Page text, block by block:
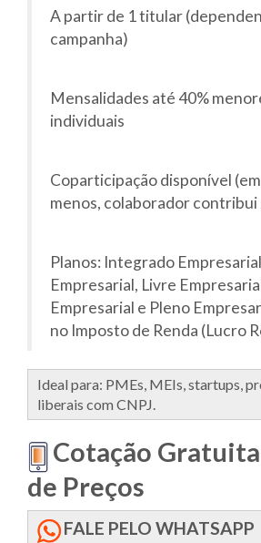
A partir de 1 titular
campanha)
Mensalidades até 40%
individuais
Coparticipação disponível
menos, colaborador contribui
Planos: Integrado
Empresarial, Livre
Empresarial e Pleno
no Imposto de Renda (Lucro
Ideal para: PMEs, MEIs, startups,
liberais com CNPJ.
Cotação Gratuita
de Preços
FALE PELO WHATSAPP